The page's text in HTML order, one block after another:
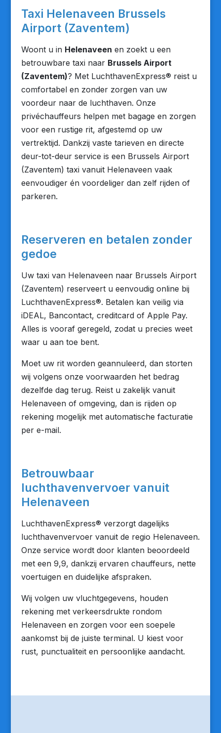
Taxi Helenaveen Brussels
Airport (Zaventem)
Woont u in Helenaveen en zoekt u een
betrouwbare taxi naar Brussels Airport
(Zaventem)? Met LuchthavenExpress® reist u
comfortabel en zonder zorgen van uw
voordeur naar de luchthaven. Onze
privéchauffeurs helpen met bagage en zorgen
voor een rustige rit, afgestemd op uw
vertrektijd. Dankzij vaste tarieven en directe
deur-tot-deur service is een Brussels Airport
(Zaventem) taxi vanuit Helenaveen vaak
eenvoudiger én voordeliger dan zelf rijden of
parkeren.
Reserveren en betalen zonder
gedoe
Uw taxi van Helenaveen naar Brussels Airport
(Zaventem) reserveert u eenvoudig online bij
LuchthavenExpress®. Betalen kan veilig via
iDEAL, Bancontact, creditcard of Apple Pay.
Alles is vooraf geregeld, zodat u precies weet
waar u aan toe bent.
Moet uw rit worden geannuleerd, dan storten
wij volgens onze voorwaarden het bedrag
dezelfde dag terug. Reist u zakelijk vanuit
Helenaveen of omgeving, dan is rijden op
rekening mogelijk met automatische facturatie
per e-mail.
Betrouwbaar
luchthavenvervoer vanuit
Helenaveen
LuchthavenExpress® verzorgt dagelijks
luchthavenvervoer vanuit de regio Helenaveen.
Onze service wordt door klanten beoordeeld
met een 9,9, dankzij ervaren chauffeurs, nette
voertuigen en duidelijke afspraken.
Wij volgen uw vluchtgegevens, houden
rekening met verkeersdrukte rondom
Helenaveen en zorgen voor een soepele
aankomst bij de juiste terminal. U kiest voor
rust, punctualiteit en persoonlijke aandacht.